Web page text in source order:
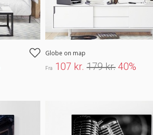
Globe on map
Fra 107 kr. 179 kr. 40%